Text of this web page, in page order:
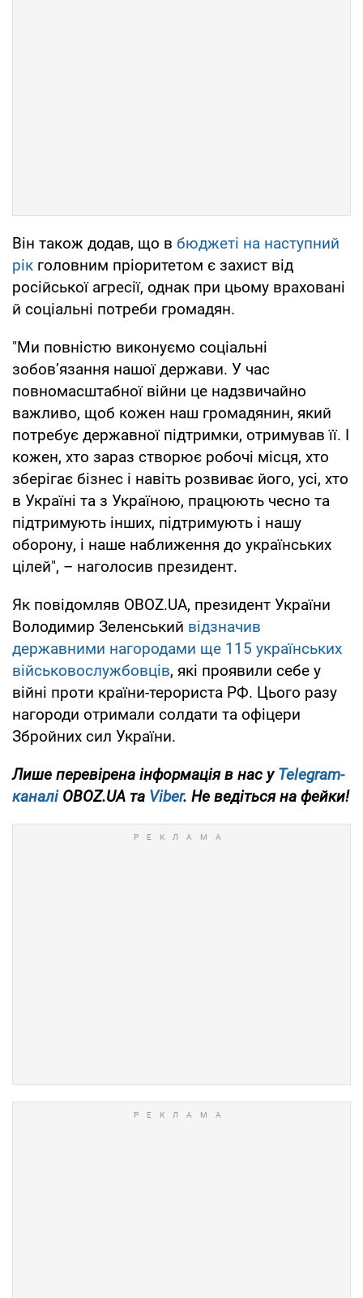
Він також додав, що в бюджеті на наступний
рік головним пріоритетом є захист від
російської агресії, однак при цьому враховані
й соціальні потреби громадян.
"Ми повністю виконуємо соціальні
зобов’язання нашої держави. У час
повномасштабної війни це надзвичайно
важливо, щоб кожен наш громадянин, який
потребує державної підтримки, отримував її. І
кожен, хто зараз створює робочі місця, хто
зберігає бізнес і навіть розвиває його, усі, хто
в Україні та з Україною, працюють чесно та
підтримують інших, підтримують і нашу
оборону, і наше наближення до українських
цілей", – наголосив президент.
Як повідомляв OBOZ.UA, президент України
Володимир Зеленський відзначив
державними нагородами ще 115 українських
військовослужбовців, які проявили себе у
війні проти країни-терориста РФ. Цього разу
нагороди отримали солдати та офіцери
Збройних сил України.
Лише перевірена інформація в нас уTelegram-
каналіOBOZ.UA та Viber. Не ведіться на фейки!